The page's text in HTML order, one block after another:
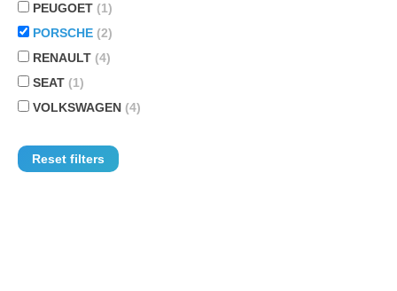
PEUGOET (1)
PORSCHE (2)
RENAULT (4)
SEAT (1)
VOLKSWAGEN (4)
Reset filters